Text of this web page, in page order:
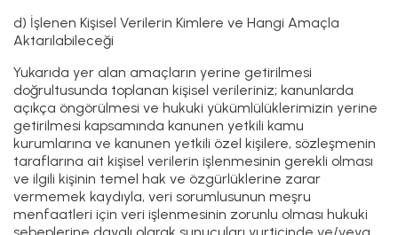
d) İşlenen Kişisel Verilerin Kimlere ve Hangi Amaçla
Aktarılabileceği
Yukarıda yer alan amaçların yerine getirilmesi
doğrultusunda toplanan kişisel verileriniz; kanunlarda
açıkça öngörülmesi ve hukuki yükümlülüklerimizin yerine
getirilmesi kapsamında kanunen yetkili kamu
kurumlarına ve kanunen yetkili özel kişilere, sözleşmenin
taraflarına ait kişisel verilerin işlenmesinin gerekli olması
ve ilgili kişinin temel hak ve özgürlüklerine zarar
vermemek kaydıyla, veri sorumlusunun meşru
menfaatleri için veri işlenmesinin zorunlu olması hukuki